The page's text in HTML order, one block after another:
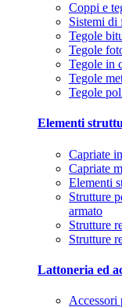
Coppi e
Sistemi di
Tegole
Tegole
Tegole in
Tegole
Tegole
Elementi
Capriate
Capriate
Elementi
Strutture
armato
Strutture
Strutture
Lattoneria ed
Accessori